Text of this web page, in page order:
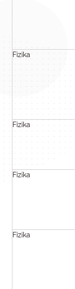
Fizika
Fizika
Fizika
Fizika